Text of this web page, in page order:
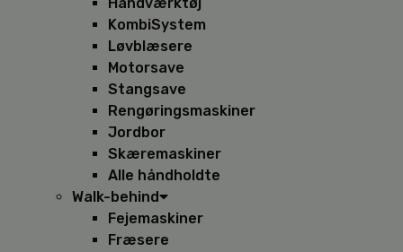
Håndværktøj
KombiSystem
Løvblæsere
Motorsave
Stangsave
Rengøringsmaskiner
Jordbor
Skæremaskiner
Alle håndholdte
Walk-behind
Fejemaskiner
Fræsere